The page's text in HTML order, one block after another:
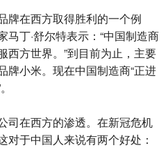
在西方取得胜利的一个例
丁·舒尔特表示：“中国制造商
西方世界。”到目前为止，主要
牌小米。现在中国制造商“正进
在西方的渗透。在新冠危机
于中国人来说有两个好处：